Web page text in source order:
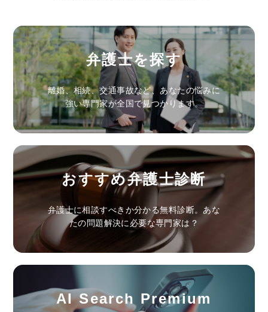
弁護士を探す
離婚、相続、交通事故など、あなたの悩みに
強い専門家が全国で見つかります。
おすすめ弁護士診断
弁護士に相談すべきか分かる無料診断。あな
たの問題解決に必要な専門家は？
AI Search Premium